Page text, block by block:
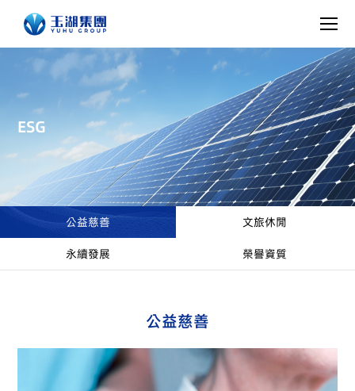
ESG
公益慈善
文旅休閒
永續發展
榮譽資質
公益慈善